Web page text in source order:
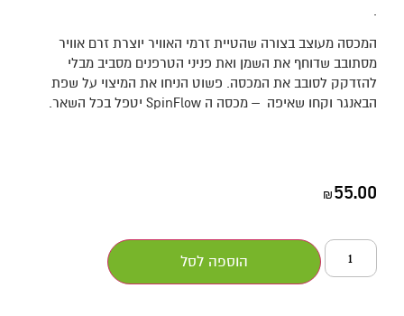
.
המכסה מעוצב בצורה שהטיית זרמי האוויר יוצרת זרם אוויר
מסתובב שדוחף את השמן ואת פניני הטרפנים מסביב מבלי
להזדקק לסובב את המכסה. פשוט הניחו את המיצוי על שפת
הבאנגר וקחו שאיפה – מכסה ה SpinFlow יטפל בכל השאר.
₪55.00
הוספה לסל